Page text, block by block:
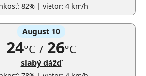
82% | vietor: 4 km/h
August 10
24°C /26°C
slabý dážď